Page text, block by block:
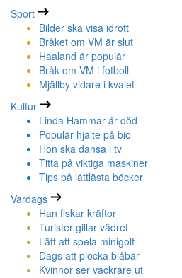
Sport
Bilder ska visa idrott
Bråket om VM är slut
Haaland är populär
Bråk om VM i fotboll
Mjällby vidare i kvalet
Kultur
Linda Hammar är död
Populär hjälte på bio
Hon ska dansa i tv
Titta på viktiga maskiner
Tips på lättlästa böcker
Vardags
Han fiskar kräftor
Turister gillar vädret
Lätt att spela minigolf
Dags att plocka blåbär
Kvinnor ser vackrare ut